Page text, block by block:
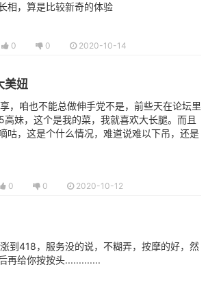
相，算是比较新奇的体验
0 0 2020-10-14
美妞
，咱也不能总做伸手党不是，前些天在论坛里
高妹，这个是我的菜，我就喜欢大长腿。而且
咕，这是个什么情况，难道说难以下吊，还是
0 0 2020-10-12
到418，服务没的说，不糊弄，按摩的好，然
再给你按按头.............